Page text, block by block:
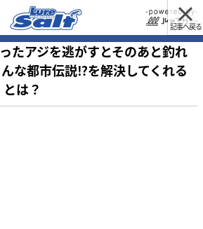
記事へ戻る
たアジを逃がすとそのあと釣れ
な都市伝説⁉を解決してくれる
は？